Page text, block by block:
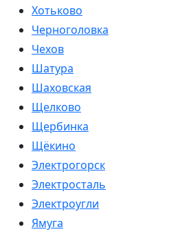
Хотьково
Черноголовка
Чехов
Шатура
Шаховская
Щелково
Щербинка
Щёкино
Электрогорск
Электросталь
Электроугли
Ямуга